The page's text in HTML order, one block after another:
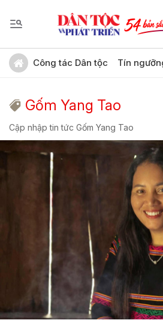
Công tác Dân tộc Tín
Gốm Yang Tao
Cập nhập tin tức Gốm Yang Tao